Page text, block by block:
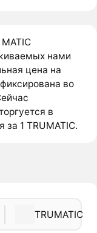
нами
цена на
во
в
за 1 TRUMATIC.
TRUMATIC